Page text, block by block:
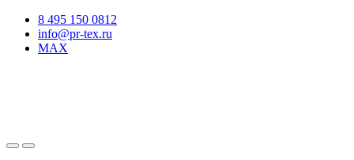
8 495 150 0812
info@pr-tex.ru
MAX